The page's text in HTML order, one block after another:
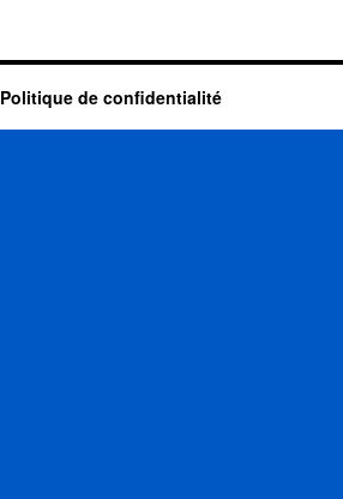
Politique de confidentialité